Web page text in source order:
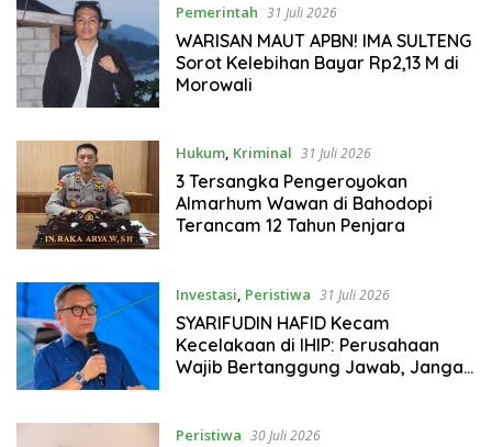
Pemerintah 31 Juli 2026
WARISAN MAUT APBN! IMA SULTENG
Sorot Kelebihan Bayar Rp2,13 M di
Morowali
Hukum, Kriminal 31 Juli 2026
3 Tersangka Pengeroyokan
Almarhum Wawan di Bahodopi
Terancam 12 Tahun Penjara
Investasi, Peristiwa 31 Juli 2026
SYARIFUDIN HAFID Kecam
Kecelakaan di IHIP: Perusahaan
Wajib Bertanggung Jawab, Jangan
Peristiwa 30 Juli 2026